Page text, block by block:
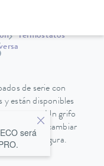
Termostatos
de serie con
y están disponibles
por agua. Un grifo
permite cambiar
fácil y segura.
será